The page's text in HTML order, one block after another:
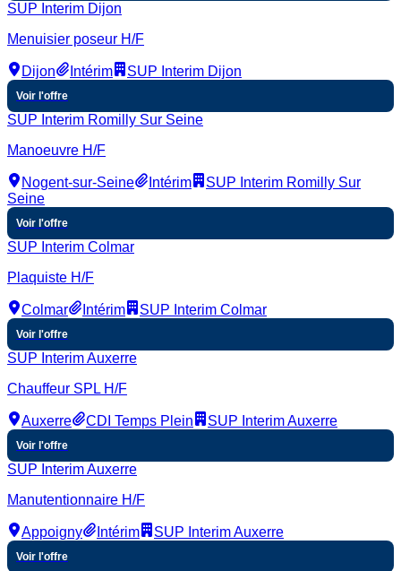
SUP Interim Dijon
Menuisier poseur H/F
Dijon Intérim SUP Interim Dijon
Voir l'offre
SUP Interim Romilly Sur Seine
Manoeuvre H/F
Nogent-sur-Seine Intérim
SUP Interim Romilly Sur
Seine
Voir l'offre
SUP Interim Colmar
Plaquiste H/F
Colmar Intérim SUP Interim Colmar
Voir l'offre
SUP Interim Auxerre
Chauffeur SPL H/F
Auxerre CDI Temps Plein SUP Interim Auxerre
Voir l'offre
SUP Interim Auxerre
Manutentionnaire H/F
Appoigny Intérim SUP Interim Auxerre
Voir l'offre